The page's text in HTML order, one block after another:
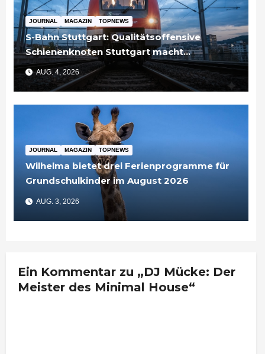
JOURNAL MAGAZIN TOPNEWS
S-Bahn Stuttgart: Qualitätsoffensive
Schienenknoten Stuttgart macht
Fortschritte – Projekte abgeschlossen
AUG. 4, 2026
JOURNAL MAGAZIN TOPNEWS
Wilhelma bietet drei Ferienprogramme für
Grundschulkinder im August 2026
AUG. 3, 2026
Ein Kommentar zu „DJ Mücke: Der
Meister des Minimal House“